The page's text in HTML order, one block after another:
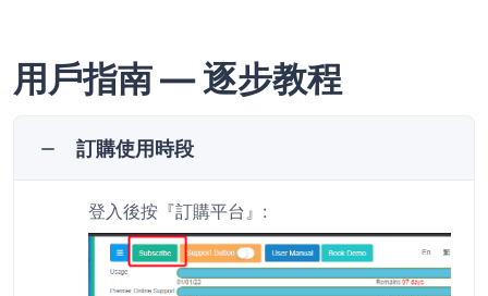
用戶指南 — 逐步教程
訂購使用時段
登入後按『訂購平台』 :